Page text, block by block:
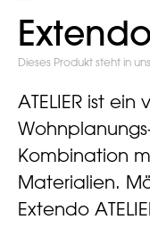
Extendo
Dieses Produkt steht in
ATELIER ist
Kombination
Materialien.
Extendo